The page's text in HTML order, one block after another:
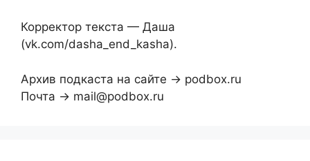
Корректор текста — Даша
(vk.com/dasha_end_kasha).
Архив подкаста на сайте → podbox.ru
Почта → mail@podbox.ru